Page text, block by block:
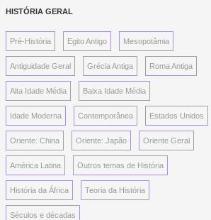
Deodoro: subsídios para a história
Dez anos no Brasil
Diálogos das grandezas do Brasil
Diário da minha viagem para Filadélfia: 1798-
1799
Do Rio de Janeiro ao Piauí pelo interior do
país
Dois anos no Brasil
Eleição e representação
Falas do Trono: De Dom Pedro I, Dom
Pedro II e Princesa Isabel
HISTÓRIA GERAL
Pré-História Egito Antigo Mesopotâmia
Antiguidade Geral Grécia Antiga Roma Antiga
Alta Idade Média Baixa Idade Média
Idade Moderna Contemporânea Estados Unidos
Oriente: China Oriente: Japão Oriente Geral
América Latina Outros temas de História
História da África Teoria da História
Séculos e décadas